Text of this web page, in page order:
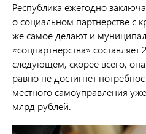
Республика ежегодно
о социальном партнерстве с
же самое делают и
«соцпартнерства»
следующем, скорее всего,
равно не достигнет
местного самоуправления
млрд рублей.